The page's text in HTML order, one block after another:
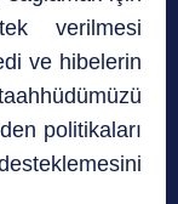
verilmesi
ve hibelerin
politikaları